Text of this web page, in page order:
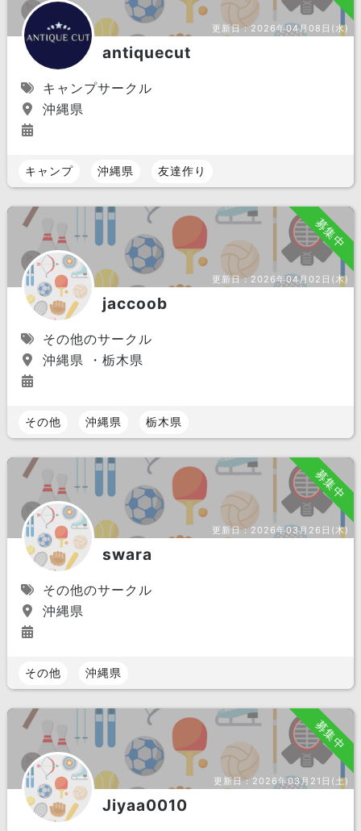
更新日：2026年04月08日(水)
antiquecut
キャンプサークル
沖縄県
キャンプ 沖縄県 友達作り
募集中
更新日：2026年04月02日(木)
jaccoob
その他のサークル
沖縄県 ・栃木県
その他 沖縄県 栃木県
募集中
更新日：2026年03月26日(木)
swara
その他のサークル
沖縄県
その他 沖縄県
募集中
更新日：2026年03月21日(土)
Jiyaa0010